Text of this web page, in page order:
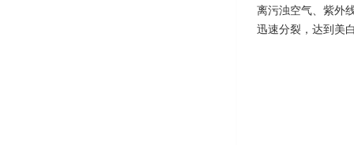
离污浊空气、紫外
迅速分裂，达到美